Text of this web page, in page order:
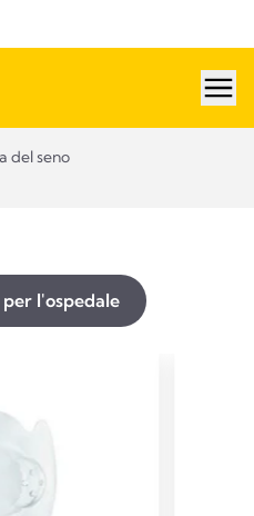
del seno
l'ospedale